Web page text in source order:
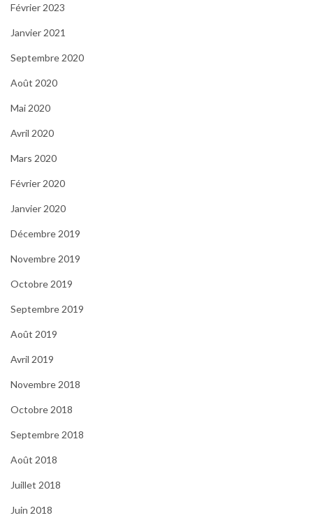
Février 2023
Janvier 2021
Septembre 2020
Août 2020
Mai 2020
Avril 2020
Mars 2020
Février 2020
Janvier 2020
Décembre 2019
Novembre 2019
Octobre 2019
Septembre 2019
Août 2019
Avril 2019
Novembre 2018
Octobre 2018
Septembre 2018
Août 2018
Juillet 2018
Juin 2018